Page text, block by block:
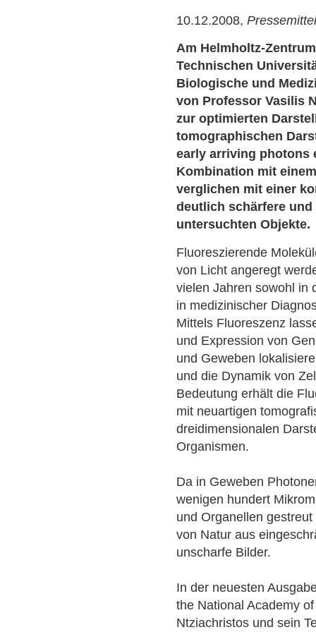
10.12.2008,
Am Helmholtz-
Technischen
Biologische und
von Professor Vasilis
zur optimierten
tomographischen
early arriving photons
Kombination mit
verglichen mit einer
deutlich schärfere
untersuchten Objekte.
Fluoreszierende
von Licht angeregt
vielen Jahren sowohl in
in medizinischer
Mittels Fluoreszenz
und Expression von
und Geweben
und die Dynamik von
Bedeutung erhält die
mit neuartigen
dreidimensionalen
Organismen.
Da in Geweben
wenigen hundert
und Organellen
von Natur aus
unscharfe Bilder.
In der neuesten
the National Academy
Ntziachristos und sein